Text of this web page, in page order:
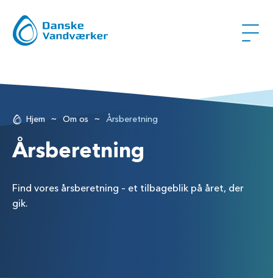
Hjem ~ Om os ~ Årsberetning
Årsberetning
Find vores årsberetning – et tilbageblik på året, der
gik.